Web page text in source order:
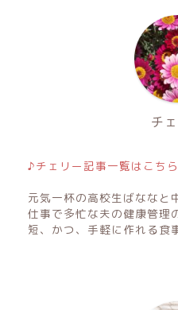
チ
♪チェリー記事一覧はこち
元気一杯の高校生ばななと
仕事で多忙な夫の健康管理
短、かつ、手軽に作れる食